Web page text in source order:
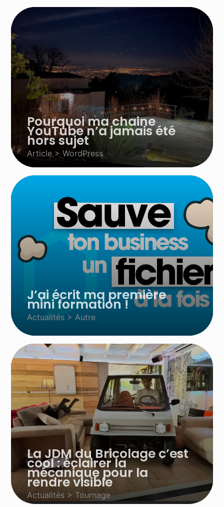
Pourquoi ma chaine
YouTube n’a jamais été
hors sujet
Article > WordPress
J’ai écrit ma première
mini formation !
Actualités > Autre
La JDM du Bricolage c’est
cool : éclairer la
mécanique pour la
rendre visible
Actualités > Tournage